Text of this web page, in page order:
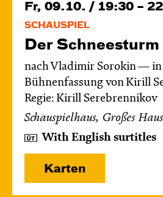
Fr, 09.10. / 19:30 –
SCHAUSPIEL
Der Schnee­sturm
nach Vladimir Sorokin — in
Bühnenfassung von Kirill
Regie: Kirill Serebrennikov
Schauspielhaus, Großes Haus
With English surtitles
Karten